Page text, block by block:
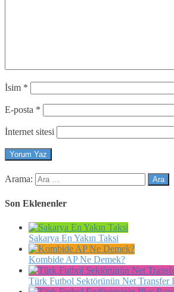
İsim *
E-posta *
İnternet sitesi
Arama:
Son Eklenenler
Sakarya En Yakın Taksi
Kombide AP Ne Demek?
Türk Futbol Sektörünün Net Transfer